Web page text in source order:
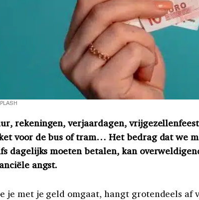
rekeningen, verjaardagen,
voor de bus of tram… Het bedrag dat we
dagelijks moeten betalen, kan
angst.
je met je geld omgaat, hangt grotendeels af